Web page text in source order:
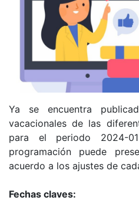
Ya se encuentra
vacacionales de las
para el periodo 2024-
programación puede
acuerdo a los ajustes de
Fechas claves: